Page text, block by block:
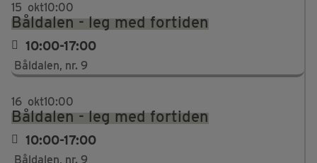
15 okt10:00
Båldalen - leg med fortiden
10:00-17:00
Båldalen, nr. 9
16 okt10:00
Båldalen - leg med fortiden
10:00-17:00
Båldalen, nr. 9